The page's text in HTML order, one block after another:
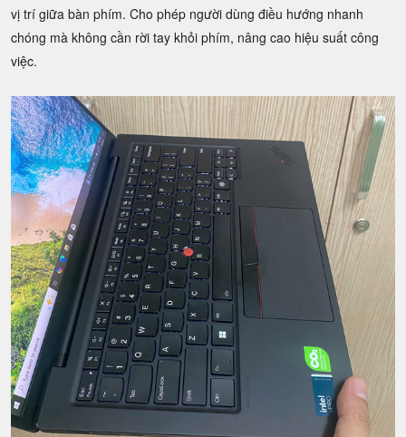
vị trí giữa bàn phím. Cho phép người dùng điều hướng nhanh
chóng mà không cần rời tay khỏi phím, nâng cao hiệu suất công
việc.